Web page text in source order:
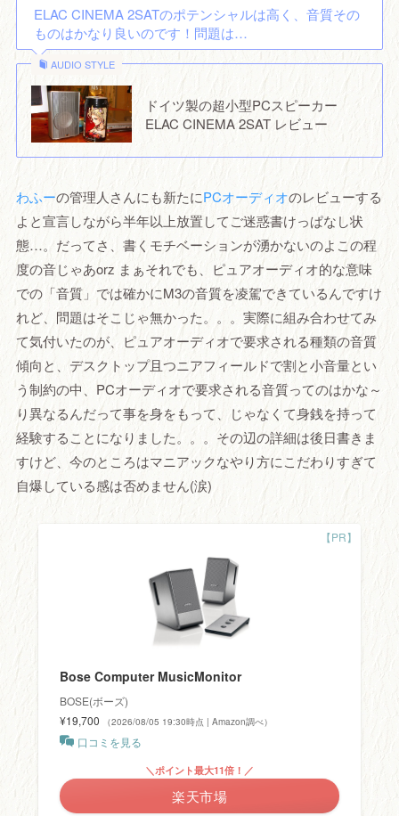
ELAC CINEMA 2SATのポテンシャルは高く、音質その
ものはかなり良いのです！問題は…
AUDIO STYLE
ドイツ製の超小型PCスピーカー
ELAC CINEMA 2SAT レビュー
わふーの管理人さんにも新たにPCオーディオのレビューする
よと宣言しながら半年以上放置してご迷惑書けっぱなし状
態…。だってさ、書くモチベーションが湧かないのよこの程
度の音じゃあorz まぁそれでも、ピュアオーディオ的な意味
での「音質」では確かにM3の音質を凌駕できているんですけ
れど、問題はそこじゃ無かった。。。実際に組み合わせてみ
て気付いたのが、ピュアオーディオで要求される種類の音質
傾向と、デスクトップ且つニアフィールドで割と小音量とい
う制約の中、PCオーディオで要求される音質ってのはかな～
り異なるんだって事を身をもって、じゃなくて身銭を持って
経験することになりました。。。その辺の詳細は後日書きま
すけど、今のところはマニアックなやり方にこだわりすぎて
自爆している感は否めません(涙)
Bose Computer MusicMonitor
BOSE(ボーズ)
¥19,700
（2026/08/05 19:30時点 | Amazon調べ）
口コミを見る
＼ポイント最大11倍！／
楽天市場